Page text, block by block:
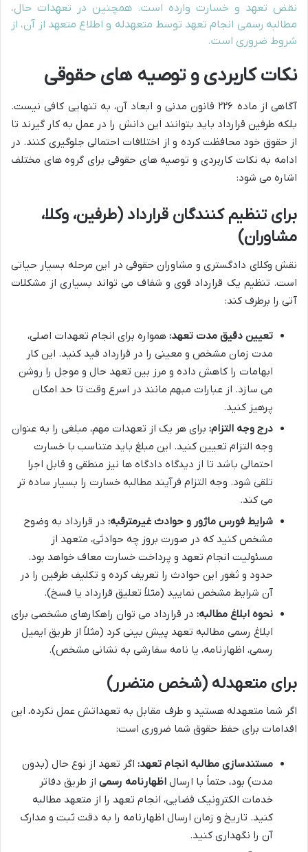
نقض تعهد و خسارت وارده است. همچنین در تعهدات حال،
مطالبه رسمی انجام تعهد توسط متعهدله و اطلاع متعهد از آن، از
شروط ضروری است.
نکات کاربردی و توصیه های حقوقی
آگاهی از ماده ۲۲۶ قانون مدنی و ابعاد آن، به تنهایی کافی نیست.
بلکه طرفین قرارداد باید بتوانند این دانش را در عمل به کار گیرند تا
از حقوق خود محافظت کرده و از اختلافات احتمالی جلوگیری کنند. در
ادامه به نکات کاربردی و توصیه های حقوقی برای گروه های مختلف
اشاره می شود:
برای تنظیم کنندگان قرارداد (طرفین، وکلا،
مشاوران)
نقش وکلای دادگستری و مشاوران حقوقی در این مرحله بسیار حیاتی
است. تنظیم یک قرارداد قوی و شفاف می تواند بسیاری از مشکلات
آتی را برطرف کند:
تعیین دقیق مدت تعهد: همواره برای انجام تعهدات اصلی،
مدت زمان مشخص و معینی را در قرارداد قید کنید. این کار
ابهامات را کاهش داده و مرز بین تعهد حال و موجل را روشن
می سازد. از عبارات مبهم مانند در اسرع وقت تا حد امکان
پرهیز کنید.
درج وجه التزام: برای هر یک از تعهدات مهم، مبلغی را به عنوان
وجه التزام تعیین کنید. این مبلغ باید متناسب با خسارت
احتمالی باشد تا از دیدگاه دادگاه ها نیز منطقی و قابل اجرا
تلقی شود. وجه التزام فرآیند مطالبه خسارت را بسیار ساده تر
می کند.
شرایط فورس ماژور و حوادث غیرمترقبه: در قرارداد به وضوح
مشخص کنید که در صورت بروز چه حوادثی، متعهد از
مسئولیت انجام تعهد و پرداخت خسارت معاف خواهد بود.
حدود و ثغور این حوادث را تعریف کرده و تکلیف طرفین را در
آن شرایط مشخص نمایید (مثلاً تعلیق قرارداد یا فسخ).
نحوه ابلاغ مطالبه: در قرارداد می توان راهکارهای مشخصی برای
ابلاغ رسمی مطالبه تعهد پیش بینی کرد (مثلاً از طریق ایمیل
رسمی، اظهارنامه، یا نامه سفارشی به نشانی مشخص).
برای متعهدله (شخص متضرر)
اگر شما متعهدله هستید و طرف مقابل به تعهداتش عمل نکرده، این
اقدامات برای حفظ حقوق شما ضروری است:
مستندسازی مطالبه انجام تعهد: اگر تعهد از نوع حال (بدون
مدت) بود، حتماً با ارسال اظهارنامه رسمی از طریق دفاتر
خدمات الکترونیک قضایی، انجام تعهد را از متعهد مطالبه
کنید. تاریخ و زمان ارسال اظهارنامه را به دقت ثبت و مدارک
آن را نگهداری کنید.